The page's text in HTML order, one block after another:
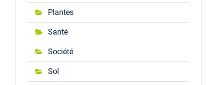
Plantes
Santé
Société
Sol